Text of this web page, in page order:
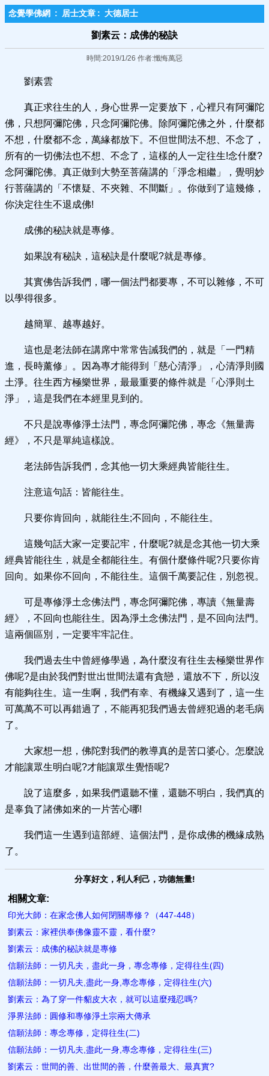
念覺學佛網 : 居士文章 : 大德居士
劉素云：成佛的秘訣
時間:2019/1/26 作者:懺悔萬惡
劉素雲
真正求往生的人，身心世界一定要放下，心裡只有阿彌陀
佛，只想阿彌陀佛，只念阿彌陀佛。除阿彌陀佛之外，什麼都
不想，什麼都不念，萬緣都放下。不但世間法不想、不念了，
所有的一切佛法也不想、不念了，這樣的人一定往生!念什麼?
念阿彌陀佛。真正做到大勢至菩薩講的「淨念相繼」，覺明妙
行菩薩講的「不懷疑、不夾雜、不間斷」。你做到了這幾條，
你決定往生不退成佛!
成佛的秘訣就是專修。
如果說有秘訣，這秘訣是什麼呢?就是專修。
其實佛告訴我們，哪一個法門都要專，不可以雜修，不可
以學得很多。
越簡單、越專越好。
這也是老法師在講席中常常告誡我們的，就是「一門精
進，長時薰修」。因為專才能得到「慈心清淨」，心清淨則國
土淨。往生西方極樂世界，最最重要的條件就是「心淨則土
淨」，這是我們在本經里見到的。
不只是說專修淨土法門，專念阿彌陀佛，專念《無量壽
經》，不只是單純這樣說。
老法師告訴我們，念其他一切大乘經典皆能往生。
注意這句話：皆能往生。
只要你肯回向，就能往生;不回向，不能往生。
這幾句話大家一定要記牢，什麼呢?就是念其他一切大乘
經典皆能往生，就是全都能往生。有個什麼條件呢?只要你肯
回向。如果你不回向，不能往生。這個千萬要記住，別忽視。
可是專修淨土念佛法門，專念阿彌陀佛，專讀《無量壽
經》，不回向也能往生。因為淨土念佛法門，是不回向法門。
這兩個區別，一定要牢牢記住。
我們過去生中曾經修學過，為什麼沒有往生去極樂世界作
佛呢?是由於我們對世出世間法還有貪戀，還放不下，所以沒
有能夠往生。這一生啊，我們有幸、有機緣又遇到了，這一生
可萬萬不可以再錯過了，不能再犯我們過去曾經犯過的老毛病
了。
大家想一想，佛陀對我們的教導真的是苦口婆心。怎麼說
才能讓眾生明白呢?才能讓眾生覺悟呢?
說了這麼多，如果我們還聽不懂，還聽不明白，我們真的
是辜負了諸佛如來的一片苦心哪!
我們這一生遇到這部經、這個法門，是你成佛的機緣成熟
了。
分享好文，利人利己，功德無量!
相關文章:
印光大師：在家念佛人如何閉關專修？（447-448）
劉素云：家裡供奉佛像靈不靈，看什麼?
劉素云：成佛的秘訣就是專修
信願法師：一切凡夫，盡此一身，專念專修，定得往生(四)
信願法師：一切凡夫,盡此一身,專念專修，定得往生(六)
劉素云：為了穿一件貂皮大衣，就可以這麼殘忍嗎?
淨界法師：圓修和專修淨土宗兩大傳承
信願法師：專念專修，定得往生(二)
信願法師：一切凡夫,盡此一身,專念專修，定得往生(三)
劉素云：世間的善、出世間的善，什麼善最大、最真實?